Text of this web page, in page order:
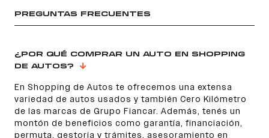
PREGUNTAS FRECUENTES
¿POR QUÉ COMPRAR UN AUTO EN SHOPPING
DE AUTOS?
En Shopping de Autos te ofrecemos una extensa
variedad de autos usados y también Cero Kilómetro
de las marcas de Grupo Fiancar. Además, tenés un
montón de beneficios como garantía, financiación,
permuta, gestoría y trámites, asesoramiento en